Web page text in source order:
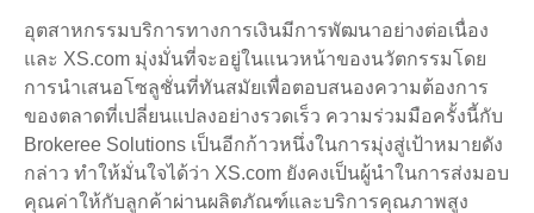
อุตสาหกรรมบริการทางการเงินมีการพัฒนาอย่างต่อเนื่อง
และ XS.com มุ่งมั่นที่จะอยู่ในแนวหน้าของนวัตกรรมโดย
การนำเสนอโซลูชั่นที่ทันสมัยเพื่อตอบสนองความต้องการ
ของตลาดที่เปลี่ยนแปลงอย่างรวดเร็ว ความร่วมมือครั้งนี้กับ
Brokeree Solutions เป็นอีกก้าวหนึ่งในการมุ่งสู่เป้าหมายดัง
กล่าว ทำให้มั่นใจได้ว่า XS.com ยังคงเป็นผู้นำในการส่งมอบ
คุณค่าให้กับลูกค้าผ่านผลิตภัณฑ์และบริการคุณภาพสูง